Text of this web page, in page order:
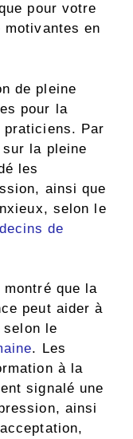
pour votre
en
de pleine
pour la
praticiens. Par
la pleine
les
ainsi que
selon le
de
que la
peut aider à
le
. Les
à la
signalé une
ainsi